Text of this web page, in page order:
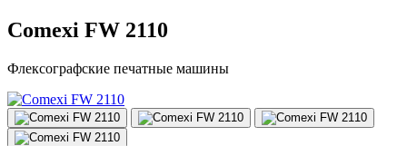
Comexi FW 2110
Флексографские печатные машины